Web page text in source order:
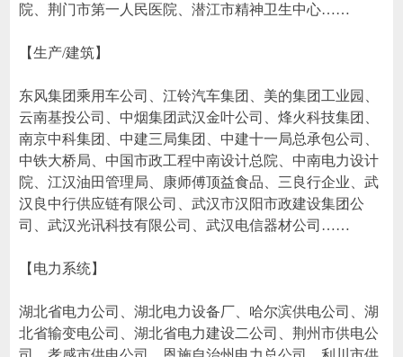
院、荆门市第一人民医院、潜江市精神卫生中心……
【生产/建筑】
东风集团乘用车公司、江铃汽车集团、美的集团工业园、
云南基投公司、中烟集团武汉金叶公司、烽火科技集团、
南京中科集团、中建三局集团、中建十一局总承包公司、
中铁大桥局、中国市政工程中南设计总院、中南电力设计
院、江汉油田管理局、康师傅顶益食品、三良行企业、武
汉良中行供应链有限公司、武汉市汉阳市政建设集团公
司、武汉光讯科技有限公司、武汉电信器材公司……
【电力系统】
湖北省电力公司、湖北电力设备厂、哈尔滨供电公司、湖
北省输变电公司、湖北省电力建设二公司、荆州市供电公